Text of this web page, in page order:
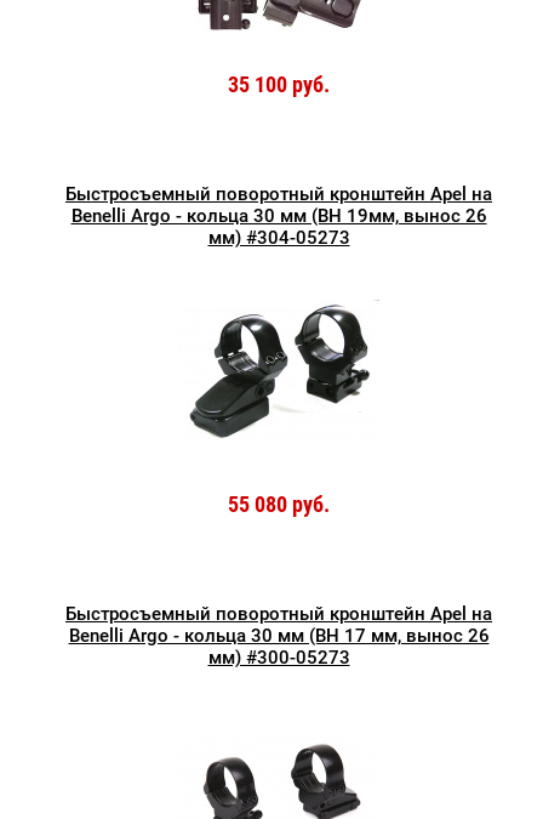
35 100 руб.
Быстросъемный поворотный кронштейн Apel на
Benelli Argo - кольца 30 мм (BH 19мм, вынос 26
мм) #304-05273
55 080 руб.
Быстросъемный поворотный кронштейн Apel на
Benelli Argo - кольца 30 мм (ВН 17 мм, вынос 26
мм) #300-05273